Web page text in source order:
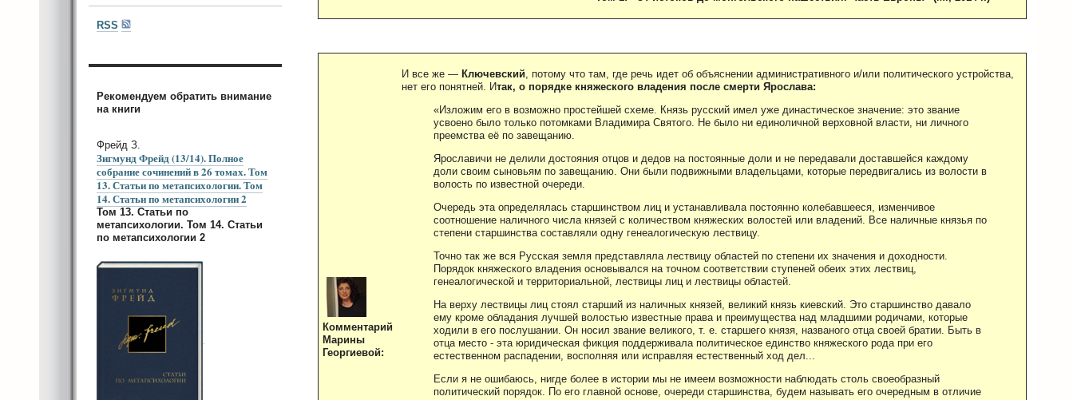
Комментарий
Марины
Георгиевой:
И все же — Ключевский , потому что там, где речь идет об объяснении административного и/или политического устройства,
нет его понятней. Итак, о порядке княжеского владения после смерти Ярослава:
«Изложим его в возможно простейшей схеме. Князь русский имел уже династическое значение: это звание
усвоено было только потомками Владимира Святого. Не было ни единоличной верховной власти, ни личного
преемства её по завещанию.
Ярославичи не делили достояния отцов и дедов на постоянные доли и не передавали доставшейся каждому
доли своим сыновьям по завещанию. Они были подвижными владельцами, которые передвигались из волости в
волость по известной очереди.
Очередь эта определялась старшинством лиц и устанавливала постоянно колебавшееся, изменчивое
соотношение наличного числа князей с количеством княжеских волостей или владений. Все наличные князья по
степени старшинства составляли одну генеалогическую лествицу.
Точно так же вся Русская земля представляла лествицу областей по степени их значения и доходности.
Порядок княжеского владения основывался на точном соответствии ступеней обеих этих лествиц,
генеалогической и территориальной, лествицы лиц и лествицы областей.
На верху лествицы лиц стоял старший из наличных князей, великий князь киевский. Это старшинство давало
ему кроме обладания лучшей волостью известные права и преимущества над младшими родичами, которые
ходили в его послушании. Он носил звание великого, т. е. старшего князя, названого отца своей братии. Быть в
отца место - эта юридическая фикция поддерживала политическое единство княжеского рода при его
естественном распадении, восполняя или исправляя естественный ход дел...
Если я не ошибаюсь, нигде более в истории мы не имеем возможности наблюдать столь своеобразный
политический порядок. По его главной основе, очереди старшинства, будем называть его очередным в отличие
RSS
Рекомендуем обратить внимание
на книги
Фрейд З.
Зигмунд Фрейд (13/14). Полное
собрание сочинений в 26 томах. Том
13. Статьи по метапсихологии. Том
14. Статьи по метапсихологии 2
Том 13. Статьи по
метапсихологии. Том 14. Статьи
по метапсихологии 2